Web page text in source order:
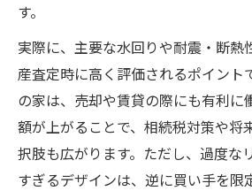
す。
実際に、主要な水回りや耐震・断熱
産査定時に高く評価されるポイント
の家は、売却や賃貸の際にも有利に
額が上がることで、相続税対策や将
択肢も広がります。ただし、過度な
すぎるデザインは、逆に買い手を限